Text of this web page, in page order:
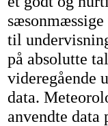
til
på absolutte
videregående
data.
anvendte data